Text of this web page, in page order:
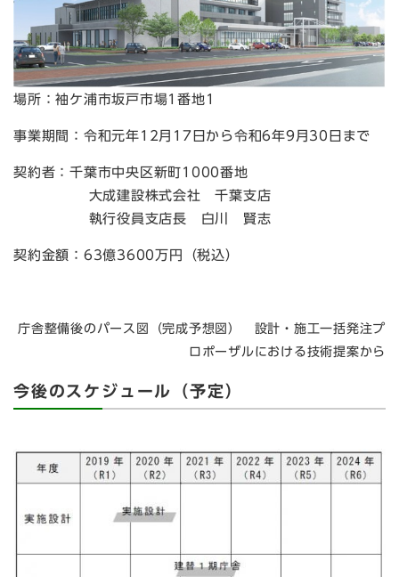
場所：袖ケ浦市坂戸市場1番地1
事業期間：令和元年12月17日から令和6年9月30日まで
契約者：千葉市中央区新町1000番地
大成建設株式会社 千葉支店
執行役員支店長 白川 賢志
契約金額：63億3600万円（税込）
庁舎整備後のパース図（完成予想図） 設計・施工一括発注プ
ロポーザルにおける技術提案から
今後のスケジュール（予定）